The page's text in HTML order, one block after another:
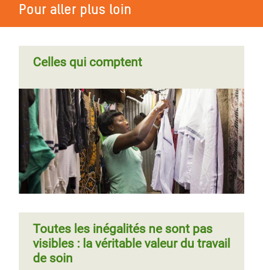
Pour aller plus loin
Celles qui comptent
Toutes les inégalités ne sont pas
visibles : la véritable valeur du travail
de soin